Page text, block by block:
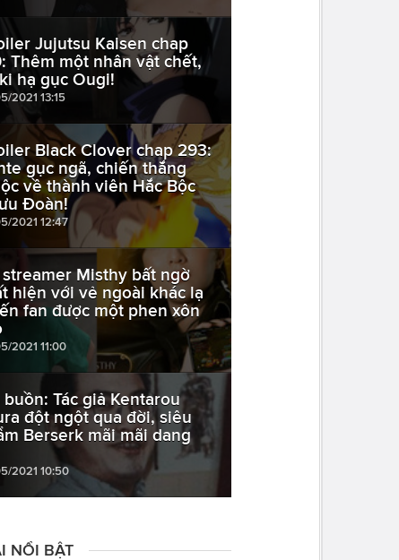
Jujutsu Kaisen chap
Thêm một nhân vật chết,
hạ gục Ougi!
2021 13:15
Black Clover chap 293:
gục ngã, chiến thắng
về thành viên Hắc Bộc
Đoàn!
2021 12:47
streamer Misthy bất ngờ
hiện với vẻ ngoài khác lạ
fan được một phen xôn
2021 11:00
buồn: Tác giả Kentarou
đột ngột qua đời, siêu
Berserk mãi mãi dang
2021 10:50
NỔI BẬT